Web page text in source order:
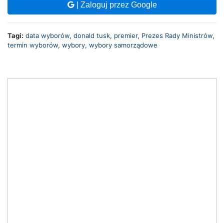
| Zaloguj przez Google
Tagi: data wyborów, donald tusk, premier, Prezes Rady Ministrów,
termin wyborów, wybory, wybory samorządowe